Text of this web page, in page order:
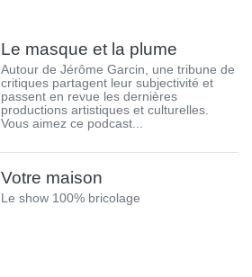
Le masque et la plume
Autour de Jérôme Garcin, une tribune de
critiques partagent leur subjectivité et
passent en revue les dernières
productions artistiques et culturelles.
Vous aimez ce podcast...
Votre maison
Le show 100% bricolage